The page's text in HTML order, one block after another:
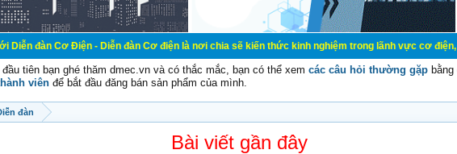
Điện - Diễn đàn Cơ điện là nơi chia sẽ kiến thức kinh nghiệm trong lãnh vực cơ điện, mua
đầu tiên bạn ghé thăm dmec.vn và có thắc mắc, bạn có thể xem các câu hỏi thường gặp
viên để bắt đầu đăng bán sản phẩm của mình.
đàn
Bài viết gần đây